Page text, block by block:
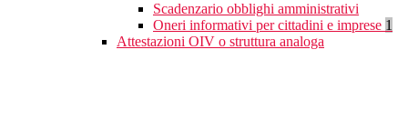
Scadenzario obblighi amministrativi
Oneri informativi per cittadini e imprese 1
Attestazioni OIV o struttura analoga